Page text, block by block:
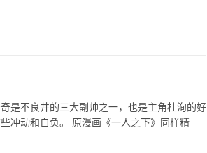
是不良井的三大副帅之一，也是主角杜洵的好
冲动和自负。 原漫画《一人之下》同样精